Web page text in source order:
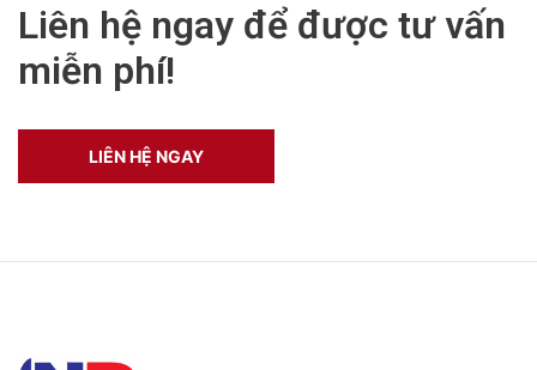
Liên hệ ngay để được tư vấn
miễn phí!
LIÊN HỆ NGAY